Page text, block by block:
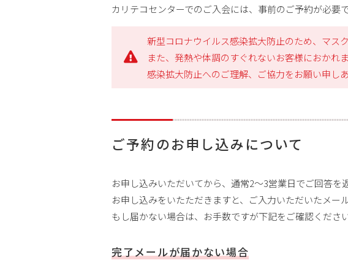
カリテコセンターでのご入会には、事前のご予約が必要
新型コロナウイルス感染拡大防止のため、マス
また、発熱や体調のすぐれないお客様におかれ
感染拡大防止へのご理解、ご協力をお願い申しあ
ご予約のお申し込みについて
お申し込みいただいてから、通常2～3営業日でご回答を
お申し込みをいたただきますと、ご入力いただいたメー
もし届かない場合は、お手数ですが下記をご確認ください
完了メールが届かない場合